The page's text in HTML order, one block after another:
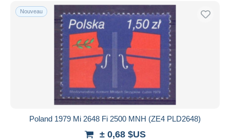
Nouveau
Poland 1979 Mi 2648 Fi 2500 MNH (ZE4 PLD2648)
± 0,68 $US